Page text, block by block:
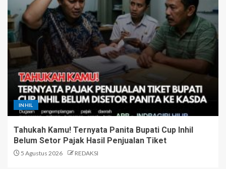
INHIL
Tahukah Kamu! Ternyata Panita Bupati Cup Inhil
Belum Setor Pajak Hasil Penjualan Tiket
5 Agustus 2026 REDAKSI